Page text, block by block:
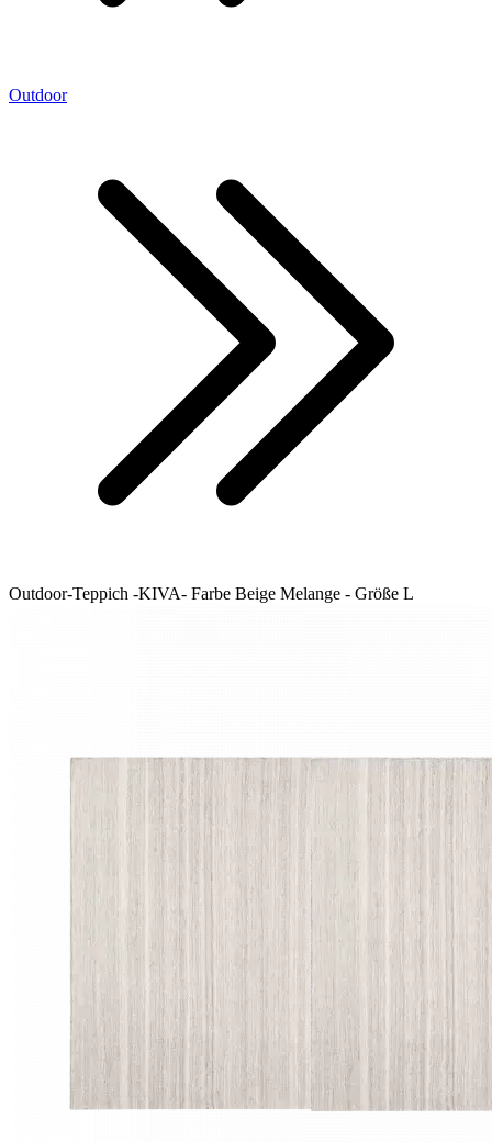
Outdoor
Outdoor-Teppich -KIVA- Farbe Beige Melange - Größe L